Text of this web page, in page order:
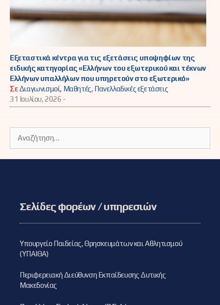
Εξεταστικά κέντρα για τις εξετάσεις υποψηφίων της
ειδικής κατηγορίας «Ελλήνων του εξωτερικού και τέκνων
Ελλήνων υπαλλήλων που υπηρετούν στο εξωτερικό»
ΣεΔιαγωνισμοί, Μαθητές, Πανελλαδικές εξετάσεις
31 Ιουλίου, 2026 -
για:
Σελίδες φορέων / υπηρεσιών
Υπουργείο Παιδείας, Θρησκευμάτων και Αθλητισμού
(ΥΠΑΙΘΑ)
Περιφερειακή Διεύθυνση Εκπαίδευσης Δυτικής
Μακεδονίας